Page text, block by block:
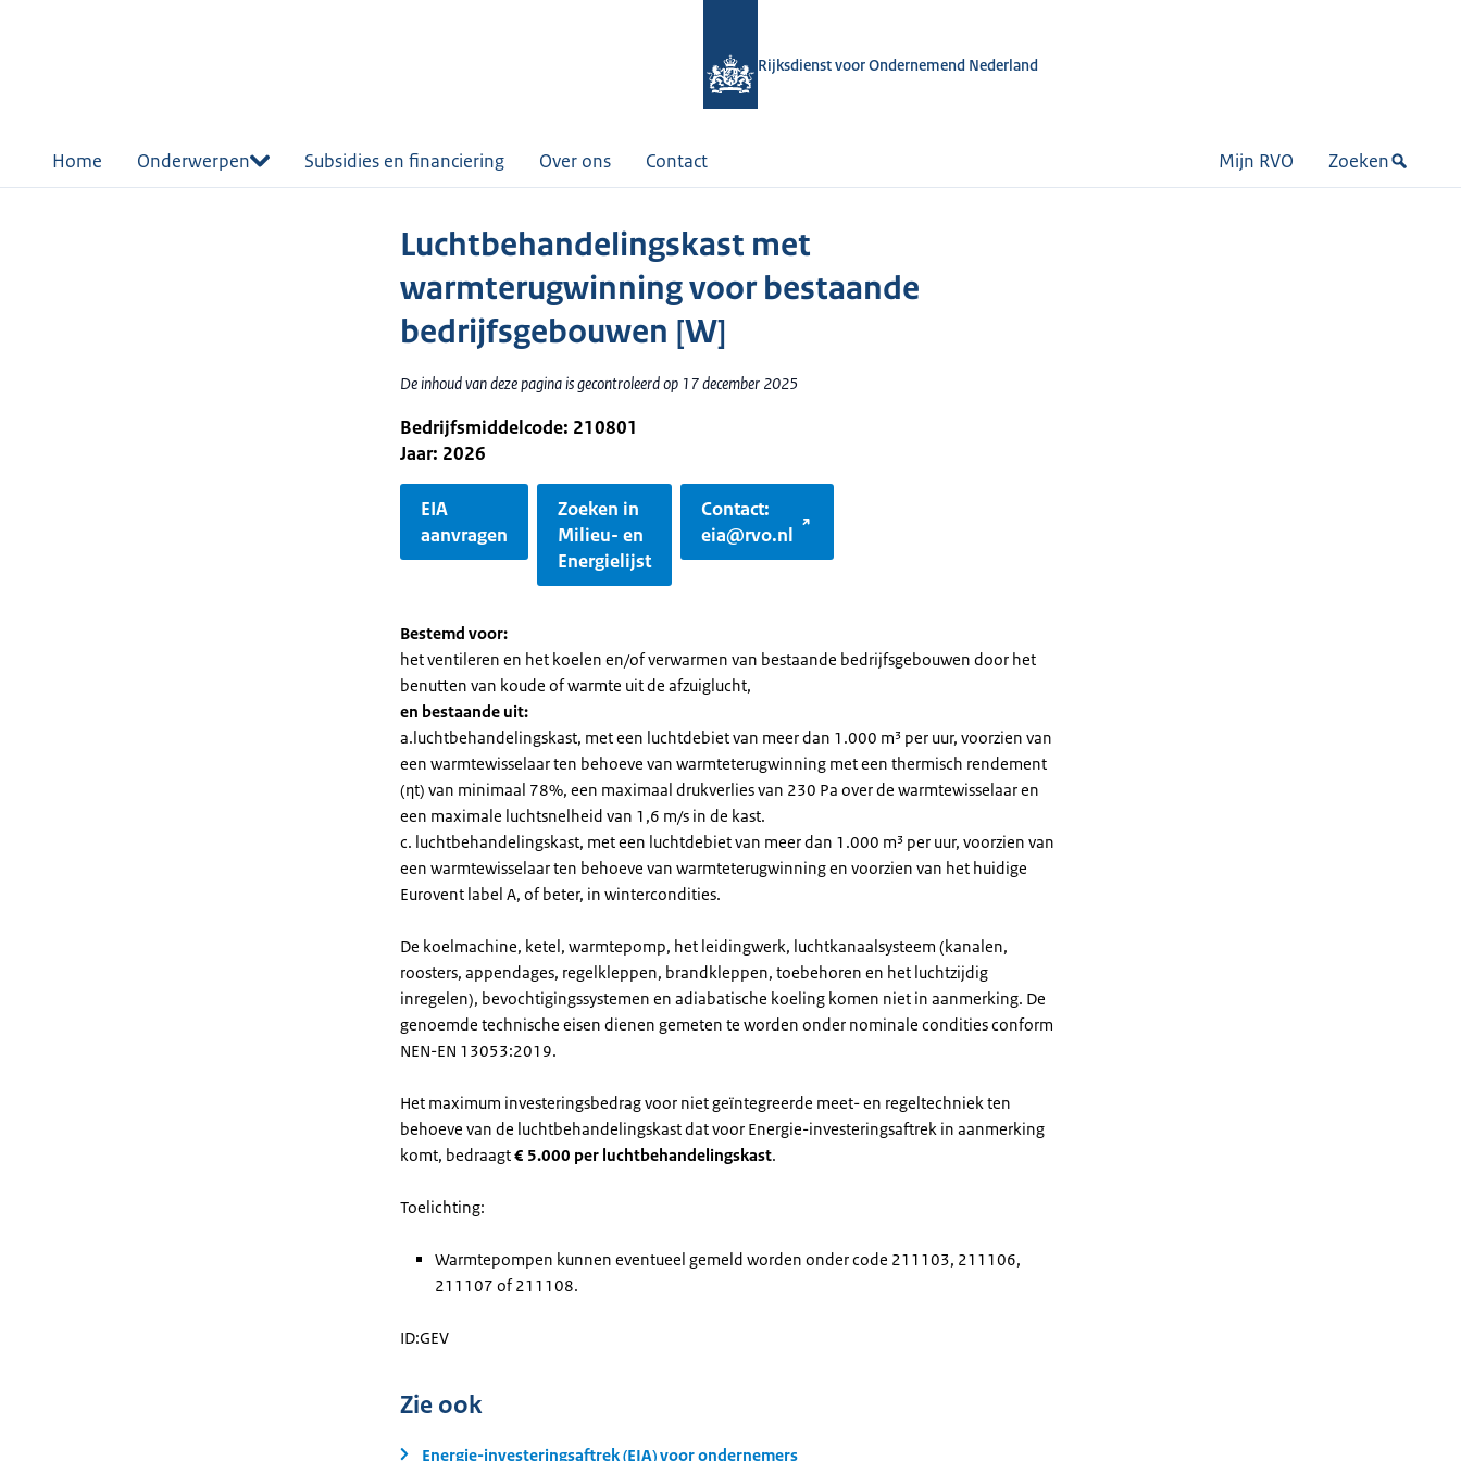
Rijksdienst voor Ondernemend Nederland
Home Onderwerpen Subsidies en financiering Over ons Contact Mijn RVO Zoeken
Luchtbehandelingskast met
warmterugwinning voor bestaande
bedrijfsgebouwen [W]
De inhoud van deze pagina is gecontroleerd op 17 december 2025
Bedrijfsmiddelcode: 210801
Jaar: 2026
EIA
aanvragen
Zoeken in
Milieu- en
Energielijst
Contact:
eia@rvo.nl
Bestemd voor:
het ventileren en het koelen en/of verwarmen van bestaande bedrijfsgebouwen door het
benutten van koude of warmte uit de afzuiglucht,
en bestaande uit:
a.luchtbehandelingskast, met een luchtdebiet van meer dan 1.000 m³ per uur, voorzien van
een warmtewisselaar ten behoeve van warmteterugwinning met een thermisch rendement
(ηt) van minimaal 78%, een maximaal drukverlies van 230 Pa over de warmtewisselaar en
een maximale luchtsnelheid van 1,6 m/s in de kast.
c. luchtbehandelingskast, met een luchtdebiet van meer dan 1.000 m³ per uur, voorzien van
een warmtewisselaar ten behoeve van warmteterugwinning en voorzien van het huidige
Eurovent label A, of beter, in wintercondities.
De koelmachine, ketel, warmtepomp, het leidingwerk, luchtkanaalsysteem (kanalen,
roosters, appendages, regelkleppen, brandkleppen, toebehoren en het luchtzijdig
inregelen), bevochtigingssystemen en adiabatische koeling komen niet in aanmerking. De
genoemde technische eisen dienen gemeten te worden onder nominale condities conform
NEN-EN 13053:2019.
Het maximum investeringsbedrag voor niet geïntegreerde meet- en regeltechniek ten
behoeve van de luchtbehandelingskast dat voor Energie-investeringsaftrek in aanmerking
komt, bedraagt€ 5.000 per luchtbehandelingskast.
Toelichting:
Warmtepompen kunnen eventueel gemeld worden onder code 211103, 211106,
211107 of 211108.
ID:GEV
Zie ook
Energie-investeringsaftrek (EIA) voor ondernemers